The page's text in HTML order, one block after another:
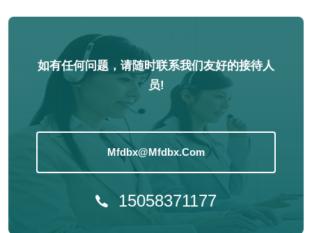
如有任何问题，请随时联系我们友好的接待人
员!
Mfdbx@mfdbx.com
15058371177